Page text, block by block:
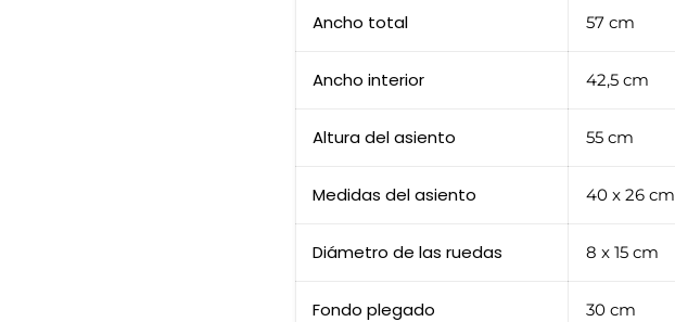
Ancho total 57 cm
Ancho interior 42,5 cm
Altura del asiento 55 cm
Medidas del asiento 40 x 26 cm
Diámetro de las ruedas 8 x 15 cm
Fondo plegado 30 cm